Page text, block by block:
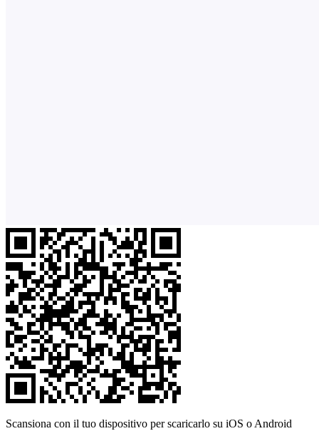
Scansiona con il tuo dispositivo per scaricarlo su iOS o Android